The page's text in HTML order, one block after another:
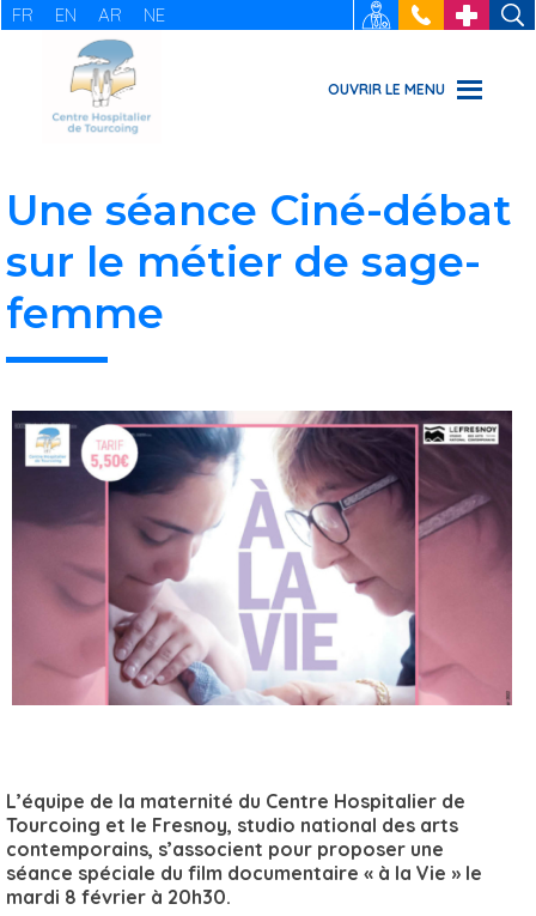
FR EN AR NE RECRUTEMENT
: 03 20 69
49 49
URGENCES
OUVRIR LE MENU
Une séance Ciné-débat
sur le métier de sage-
femme
L’équipe de la maternité du Centre Hospitalier de
Tourcoing et le Fresnoy, studio national des arts
contemporains, s’associent pour proposer une
séance spéciale du film documentaire « à la Vie » le
mardi 8 février à 20h30.